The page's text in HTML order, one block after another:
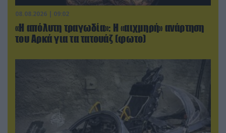
08.08.2026 | 09:02
«Η απόλυτη τραγωδία»: Η «αιχμηρή» ανάρτηση
του Αρκά για τα τατουάζ (φωτο)